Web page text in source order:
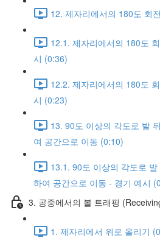
12. 제자리에서의 180도 회
12.1. 제자리에서의 180도
시 (0:36)
12.2. 제자리에서의 180도
시 (0:23)
13. 90도 이상의 각도로 발
여 공간으로 이동 (0:10)
13.1. 90도 이상의 각도로
하여 공간으로 이동 - 경기 예시
3. 공중에서의 볼 트래핑
1. 제자리에서 위로 올리기